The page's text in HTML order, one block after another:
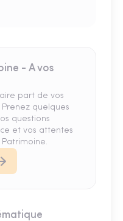
- A vos
part de vos
quelques
questions
et vos attentes